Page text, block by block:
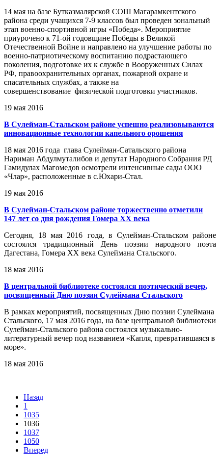
14 мая на базе Бутказмалярской СОШ Магарамкентского
района среди учащихся 7-9 классов был проведен зональный
этап военно-спортивной игры «Победа». Мероприятие
приурочено к 71-ой годовщине Победы в Великой
Отечественной Войне и направлено на улучшение работы по
военно-патриотическому воспитанию подрастающего
поколения, подготовке их к службе в Вооруженных Силах
РФ, правоохранительных органах, пожарной охране и
спасательных службах, а также на
совершенствование физической подготовки участников.
19 мая 2016
В Сулейман-Стальском районе успешно реализовываются
инновационные технологии капельного орошения
18 мая 2016 года глава Сулейман-Сатальского района
Нариман Абдулмуталибов и депутат Народного Cобрания РД
Гамидулах Магомедов осмотрели интенсивные сады ООО
«Члар», расположенные в с.Юхари-Стал.
19 мая 2016
В Сулейман-Стальском районе торжественно отметили
147 лет со дня рождения Гомера ХХ века
Сегодня, 18 мая 2016 года, в Сулейман-Стальском районе
состоялся традиционный День поэзии народного поэта
Дагестана, Гомера ХХ века Сулеймана Стальского.
18 мая 2016
В центральной библиотеке состоялся поэтический вечер,
посвященный Дню поэзии Сулеймана Стальского
В рамках мероприятий, посвященных Дню поэзии Сулеймана
Стальского, 17 мая 2016 года, на базе центральной библиотеки
Сулейман-Стальского района состоялся музыкально-
литературный вечер под названием «Капля, превратившаяся в
море».
18 мая 2016
Назад
1
1035
1036
1037
1050
Вперед